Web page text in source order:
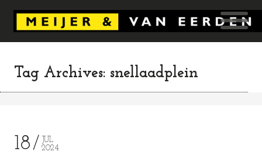
Tag Archives: snellaadplein
18
JUL
2024